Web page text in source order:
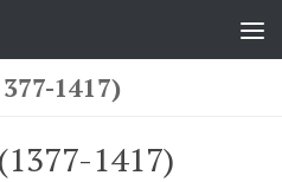
1417)
1417)